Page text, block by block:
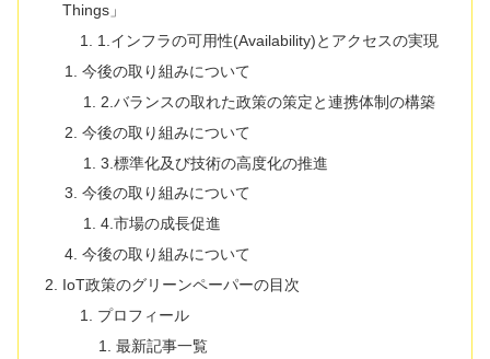
Things」
1.インフラの可用性(Availability)とアクセスの実現
今後の取り組みについて
2.バランスの取れた政策の策定と連携体制の構築
今後の取り組みについて
3.標準化及び技術の高度化の推進
今後の取り組みについて
4.市場の成長促進
今後の取り組みについて
IoT政策のグリーンペーパーの目次
プロフィール
最新記事一覧